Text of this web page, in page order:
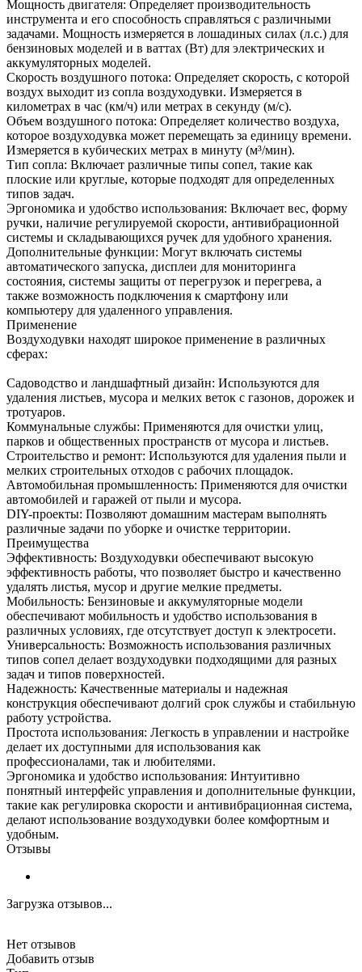
Мощность двигателя: Определяет производительность
инструмента и его способность справляться с различными
задачами. Мощность измеряется в лошадиных силах (л.с.) для
бензиновых моделей и в ваттах (Вт) для электрических и
аккумуляторных моделей.
Скорость воздушного потока: Определяет скорость, с которой
воздух выходит из сопла воздуходувки. Измеряется в
километрах в час (км/ч) или метрах в секунду (м/с).
Объем воздушного потока: Определяет количество воздуха,
которое воздуходувка может перемещать за единицу времени.
Измеряется в кубических метрах в минуту (м³/мин).
Тип сопла: Включает различные типы сопел, такие как
плоские или круглые, которые подходят для определенных
типов задач.
Эргономика и удобство использования: Включает вес, форму
ручки, наличие регулируемой скорости, антивибрационной
системы и складывающихся ручек для удобного хранения.
Дополнительные функции: Могут включать системы
автоматического запуска, дисплеи для мониторинга
состояния, системы защиты от перегрузок и перегрева, а
также возможность подключения к смартфону или
компьютеру для удаленного управления.
Применение
Воздуходувки находят широкое применение в различных
сферах:
Садоводство и ландшафтный дизайн: Используются для
удаления листьев, мусора и мелких веток с газонов, дорожек и
тротуаров.
Коммунальные службы: Применяются для очистки улиц,
парков и общественных пространств от мусора и листьев.
Строительство и ремонт: Используются для удаления пыли и
мелких строительных отходов с рабочих площадок.
Автомобильная промышленность: Применяются для очистки
автомобилей и гаражей от пыли и мусора.
DIY-проекты: Позволяют домашним мастерам выполнять
различные задачи по уборке и очистке территории.
Преимущества
Эффективность: Воздуходувки обеспечивают высокую
эффективность работы, что позволяет быстро и качественно
удалять листья, мусор и другие мелкие предметы.
Мобильность: Бензиновые и аккумуляторные модели
обеспечивают мобильность и удобство использования в
различных условиях, где отсутствует доступ к электросети.
Универсальность: Возможность использования различных
типов сопел делает воздуходувки подходящими для разных
задач и типов поверхностей.
Надежность: Качественные материалы и надежная
конструкция обеспечивают долгий срок службы и стабильную
работу устройства.
Простота использования: Легкость в управлении и настройке
делает их доступными для использования как
профессионалами, так и любителями.
Эргономика и удобство использования: Интуитивно
понятный интерфейс управления и дополнительные функции,
такие как регулировка скорости и антивибрационная система,
делают использование воздуходувки более комфортным и
удобным.
Отзывы
Загрузка отзывов...
Нет отзывов
Добавить отзыв